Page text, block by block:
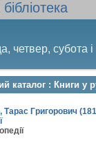
бібліотека
четвер, субота
четвер
каталог : Книги у
Тарас Григорович